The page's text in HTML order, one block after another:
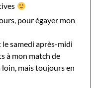
pour égayer mon
samedi après-midi
à mon match de
mais toujours en